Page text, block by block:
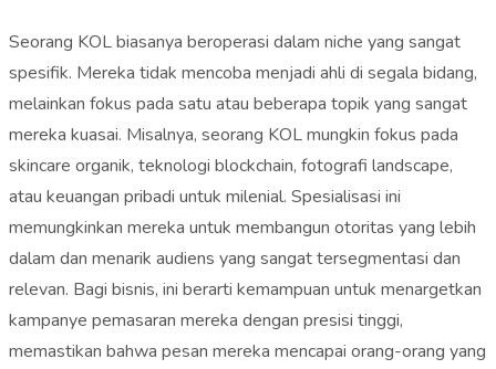
Seorang KOL biasanya beroperasi dalam niche yang sangat
spesifik. Mereka tidak mencoba menjadi ahli di segala bidang,
melainkan fokus pada satu atau beberapa topik yang sangat
mereka kuasai. Misalnya, seorang KOL mungkin fokus pada
skincare organik, teknologi blockchain, fotografi landscape,
atau keuangan pribadi untuk milenial. Spesialisasi ini
memungkinkan mereka untuk membangun otoritas yang lebih
dalam dan menarik audiens yang sangat tersegmentasi dan
relevan. Bagi bisnis, ini berarti kemampuan untuk menargetkan
kampanye pemasaran mereka dengan presisi tinggi,
memastikan bahwa pesan mereka mencapai orang-orang yang